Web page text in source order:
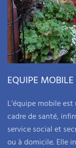
EQUIPE
L’équipe mobile
cadre de santé,
service social et
ou à domicile. Elle